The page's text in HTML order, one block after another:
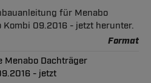
für Menabo
09.2016 - jetzt herunter.
Format
Dachträger
- jetzt